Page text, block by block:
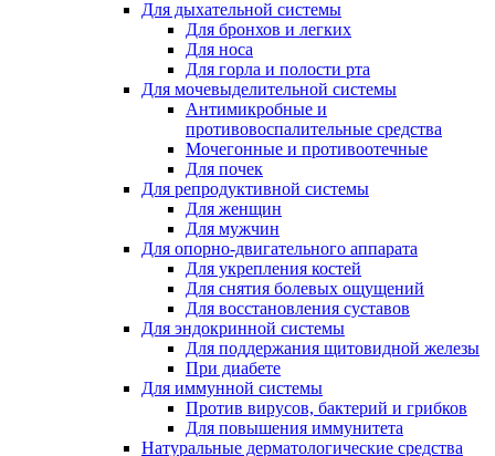
Для дыхательной системы
Для бронхов и легких
Для носа
Для горла и полости рта
Для мочевыделительной системы
Антимикробные и
противовоспалительные средства
Мочегонные и противоотечные
Для почек
Для репродуктивной системы
Для женщин
Для мужчин
Для опорно-двигательного аппарата
Для укрепления костей
Для снятия болевых ощущений
Для восстановления суставов
Для эндокринной системы
Для поддержания щитовидной железы
При диабете
Для иммунной системы
Против вирусов, бактерий и грибков
Для повышения иммунитета
Натуральные дерматологические средства